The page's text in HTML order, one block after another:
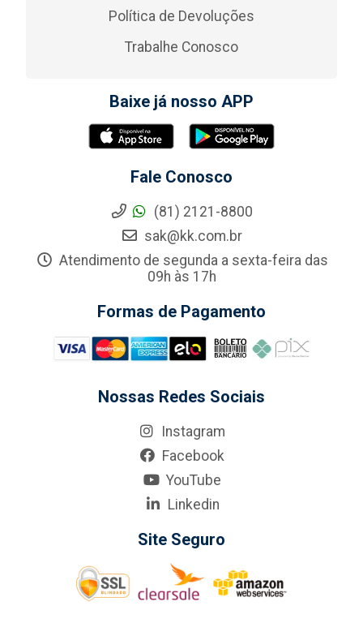
Política de Devoluções
Trabalhe Conosco
Baixe já nosso APP
Fale Conosco
(81) 2121-8800
sak@kk.com.br
Atendimento de segunda a sexta-feira das
09h às 17h
Formas de Pagamento
Nossas Redes Sociais
Instagram
Facebook
YouTube
Linkedin
Site Seguro